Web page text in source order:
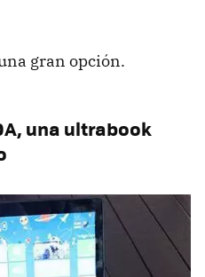
gran opción.
una ultrabook